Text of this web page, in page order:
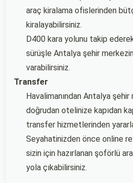
araç kiralama ofislerinden
kiralayabilirsiniz.
D400 kara yolunu takip
sürüşle Antalya şehir
varabilirsiniz.
Transfer
Havalimanından Antalya
doğrudan otelinize kapıdan
transfer hizmetlerinden
Seyahatinizden önce online
sizin için hazırlanan şoförlü
yola çıkabilirsiniz.